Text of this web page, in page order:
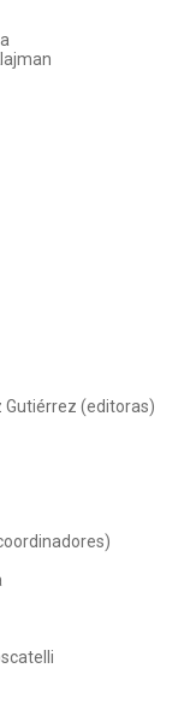
Gutiérrez (editoras)